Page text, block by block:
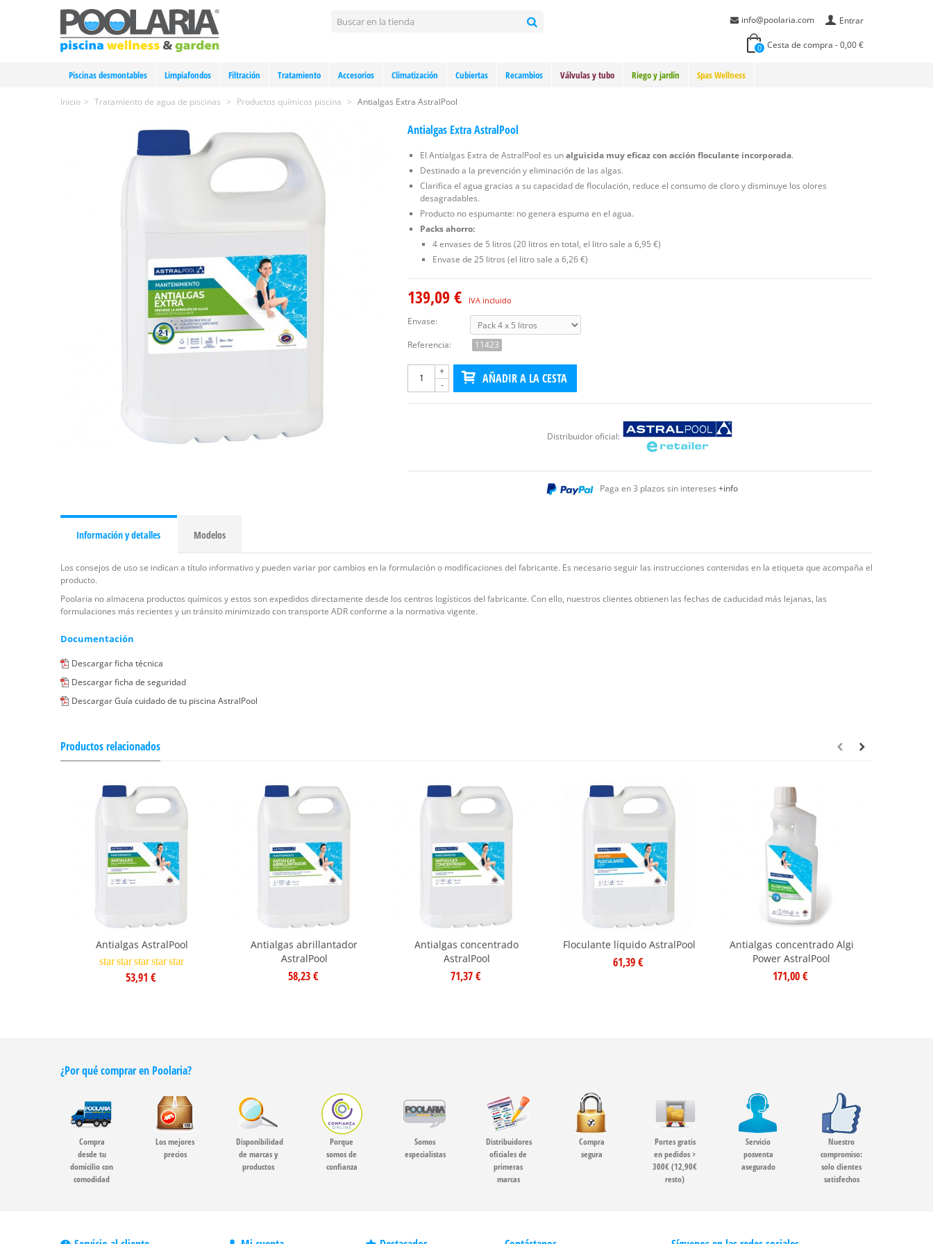
Entrar
info@poolaria.com
0 Cesta de compra -0,00 €
Piscinas desmontables Limpiafondos Filtración Tratamiento Accesorios Climatización Cubiertas Recambios Válvulas y tubo Riego y jardín Spas Wellness
Inicio > Tratamiento de agua de piscinas > Productos químicos piscina > Antialgas Extra AstralPool
Antialgas Extra AstralPool
El Antialgas Extra de AstralPool es unalguicida muy eficaz con acción floculante incorporada.
Destinado a la prevención y eliminación de las algas.
Clarifica el agua gracias a su capacidad de floculación, reduce el consumo de cloro y disminuye los olores
desagradables.
Producto no espumante: no genera espuma en el agua.
Packs ahorro:
4 envases de 5 litros (20 litros en total, el litro sale a 6,95 €)
Envase de 25 litros (el litro sale a 6,26 €)
139,09 € IVA incluido
Envase:
Referencia:
11423
-
+ AÑADIR A LA CESTA
Distribuidor oficial:
Paga en 3 plazos sin intereses +info
Información y detalles Modelos
Los consejos de uso se indican a título informativo y pueden variar por cambios en la formulación o modificaciones del fabricante. Es necesario seguir las instrucciones contenidas en la etiqueta que acompaña el
producto.
Poolaria no almacena productos químicos y estos son expedidos directamente desde los centros logísticos del fabricante. Con ello, nuestros clientes obtienen las fechas de caducidad más lejanas, las
formulaciones más recientes y un tránsito minimizado con transporte ADR conforme a la normativa vigente.
Documentación
Descargar ficha técnica
Descargar ficha de seguridad
Descargar Guía cuidado de tu piscina AstralPool
Productos relacionados
Antialgas AstralPool
starstarstarstarstar
53,91 €
Antialgas abrillantador
AstralPool
58,23 €
Antialgas concentrado
AstralPool
71,37 €
Floculante líquido AstralPool
61,39 €
Antialgas concentrado Algi
Power AstralPool
171,00 €
¿Por qué comprar en Poolaria?
Compra
desde tu
domicilio con
comodidad
Los mejores
precios
Disponibilidad
de marcas y
productos
Porque
somos de
confianza
Somos
especialistas
Distribuidores
oficiales de
primeras
marcas
Compra
segura
Portes gratis
en pedidos >
300€ (12,90€
resto)
Servicio
posventa
asegurado
Nuestro
compromiso:
solo clientes
satisfechos